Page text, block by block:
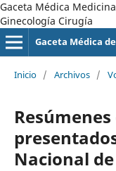
Gaceta Médica
Ginecología Cirugía
Gaceta Médica
Inicio / Archivos /
Nacional